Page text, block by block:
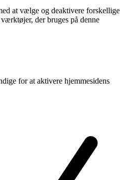
at vælge og deaktivere forskellige
der bruges på denne
for at aktivere hjemmesidens